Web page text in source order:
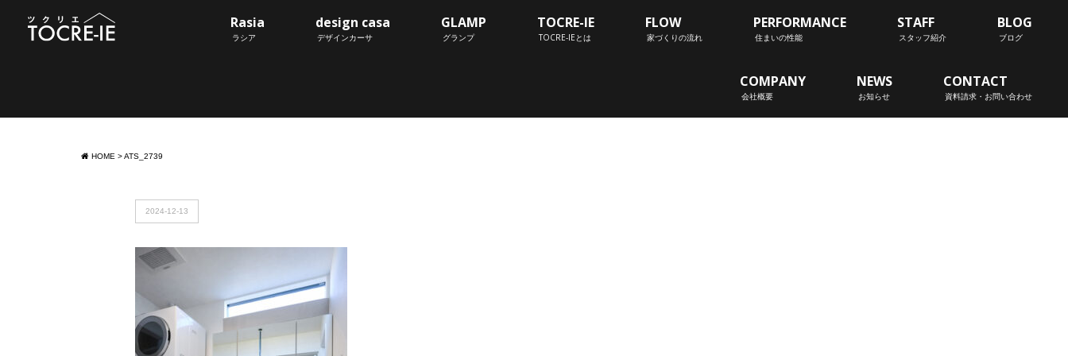
Rasia
ラシア
design casa
デザインカーサ
GLAMP
グランプ
TOCRE-IE
TOCRE-IEとは
FLOW
家づくりの流れ
PERFORMANCE
住まいの性能
STAFF
スタッフ紹介
BLOG
ブログ
COMPANY
会社概要
NEWS
お知らせ
CONTACT
資料請求・お問い合わせ
HOME >ATS_2739
2024-12-13